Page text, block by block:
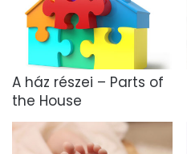
A ház részei – Parts of
the House